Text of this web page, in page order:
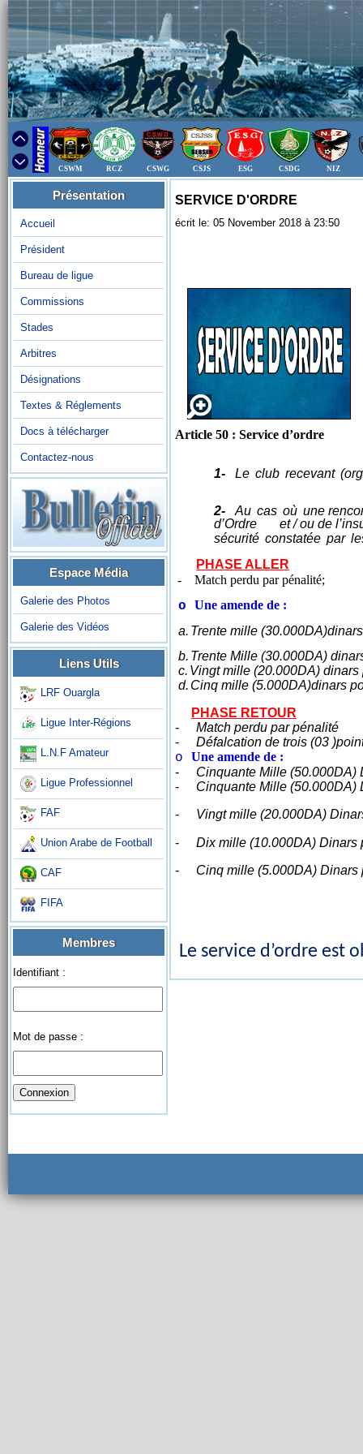
CSWM RCZ CSWG CSJS ESG CSDG NIZ
Présentation
Accueil
Président
Bureau de ligue
Commissions
Stades
Arbitres
Désignations
Textes & Réglements
Docs à télécharger
Contactez-nous
Espace Média
Galerie des Photos
Galerie des Vidéos
Liens Utils
LRF Ouargla
Ligue Inter-Régions
L.N.F Amateur
Ligue Professionnel
FAF
Union Arabe de Football
CAF
FIFA
Membres
Identifiant :
Mot de passe :
SERVICE D'ORDRE
écrit le: 05 November 2018 à 23:50
Article 50 : Service d’ordre
1- Le club recevant
2- Au cas où une
d’Ordre
et / ou de
sécurité constatée par
PHASE ALLER
-
Match perdu par pénalité;
o Une amende de :
a. Trente mille
b. Trente Mille (30.000DA)
c. Vingt mille (20.000DA)
d. Cinq mille (5.000DA)dinars
PHASE RETOUR
-
Match perdu par pénalité
-
Défalcation de trois (03
o Une amende de :
-
Cinquante Mille (50.000DA)
-
Cinquante Mille (50.000DA)
- Vingt mille (20.000DA)
- Dix mille (10.000DA) Dinars
- Cinq mille (5.000DA)
Le service d’ordre est